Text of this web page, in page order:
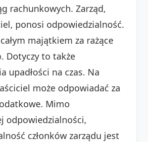
rachunkowych. Zarząd,
ponosi odpowiedzialność.
majątkiem za rażące
Dotyczy to także
upadłości na czas. Na
może odpowiadać za
Mimo
odpowiedzialności,
członków zarządu jest